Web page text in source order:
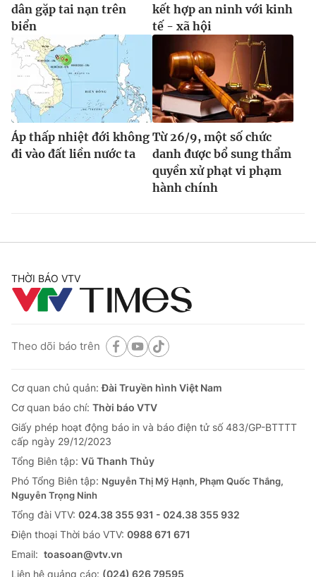
dân gặp tai nạn trên
biển
kết hợp an ninh với kinh
tế - xã hội
Áp thấp nhiệt đới không
đi vào đất liền nước ta
Từ 26/9, một số chức
danh được bổ sung thẩm
quyền xử phạt vi phạm
hành chính
THỜI BÁO VTV
Theo dõi báo trên
Cơ quan chủ quản:Đài Truyền hình Việt Nam
Cơ quan báo chí: Thời báo VTV
Giấy phép hoạt động báo in và báo điện tử số 483/GP-BTTTT
cấp ngày 29/12/2023
Tổng Biên tập: Vũ Thanh Thủy
Phó Tổng Biên tập: Nguyễn Thị Mỹ Hạnh, Phạm Quốc Thắng,
Nguyễn Trọng Ninh
Tổng đài VTV: 024.38 355 931 - 024.38 355 932
Ðiện thoại Thời báo VTV: 0988 671 671
Email: toasoan@vtv.vn
Liên hệ quảng cáo: (024) 626 79595